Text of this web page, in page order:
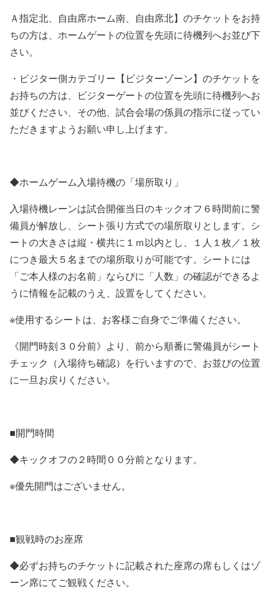
Ａ指定北、自由席ホーム南、自由席北】のチケットをお持
ちの方は、ホームゲートの位置を先頭に待機列へお並び下
さい。
・ビジター側カテゴリー【ビジターゾーン】のチケットを
お持ちの方は、ビジターゲートの位置を先頭に待機列へお
並びください、その他、試合会場の係員の指示に従ってい
ただきますようお願い申し上げます。
◆ホームゲーム入場待機の「場所取り」
入場待機レーンは試合開催当日のキックオフ６時間前に警
備員が解放し、シート張り方式での場所取りとします。シ
ートの大きさは縦・横共に１ｍ以内とし、１人１枚／１枚
につき最大５名までの場所取りが可能です。シートには
「ご本人様のお名前」ならびに「人数」の確認ができるよ
うに情報を記載のうえ、設置をしてください。
※使用するシートは、お客様ご自身でご準備ください。
《開門時刻３０分前》より、前から順番に警備員がシート
チェック（入場待ち確認）を行いますので、お並びの位置
に一旦お戻りください。
■開門時間
◆キックオフの２時間００分前となります。
※優先開門はございません。
■観戦時のお座席
◆必ずお持ちのチケットに記載された座席の席もしくはゾ
ーン席にてご観戦ください。